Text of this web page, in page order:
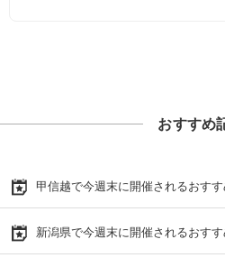
おすすめ
甲信越で今週末に開催されるおす
新潟県で今週末に開催されるおす